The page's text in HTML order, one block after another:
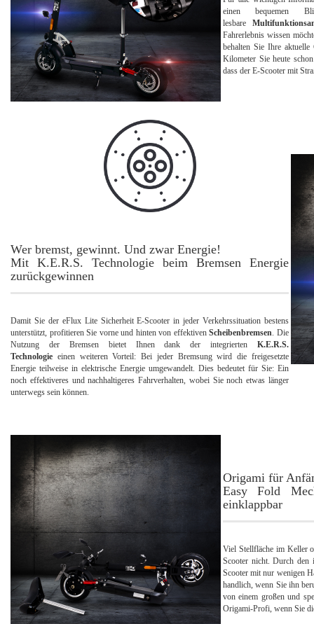
einen
lesbare
Fahrerlebnis wissen
behalten Sie Ihre
Kilometer Sie heute
dass der E-Scooter mit
Wer bremst, gewinnt. Und zwar Energie!
Mit K.E.R.S. Technologie beim Bremsen Energie
zurückgewinnen
Damit Sie der eFlux Lite Sicherheit E-Scooter in jeder Verkehrssituation bestens
unterstützt, profitieren Sie vorne und hinten von effektivenScheibenbremsen. Die
Nutzung der Bremsen bietet Ihnen dank der integrierten K.E.R.S.
Technologie einen weiteren Vorteil: Bei jeder Bremsung wird die freigesetzte
Energie teilweise in elektrische Energie umgewandelt. Dies bedeutet für Sie: Ein
noch effektiveres und nachhaltigeres Fahrverhalten, wobei Sie noch etwas länger
unterwegs sein können.
Origami für
Easy Fold
einklappbar
Viel Stellfläche im Keller
Scooter nicht. Durch den
Scooter mit nur wenigen
handlich, wenn Sie ihn
von einem großen und
Origami-Profi, wenn Sie